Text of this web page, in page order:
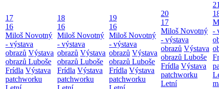
17
16
Miloš Novotný
- výstava
obrazů Výstava
obrazů Luboše
Frídla Výstava
patchworku
18
16
Miloš Novotný
- výstava
obrazů Výstava
obrazů Luboše
Frídla Výstava
patchworku
19
16
Miloš Novotný
- výstava
obrazů Výstava
obrazů Luboše
Frídla Výstava
patchworku
20
17
Miloš Novotný
- výstava
obrazů Výstava
obrazů Luboše
Frídla Výstava
patchworku
Letní
-